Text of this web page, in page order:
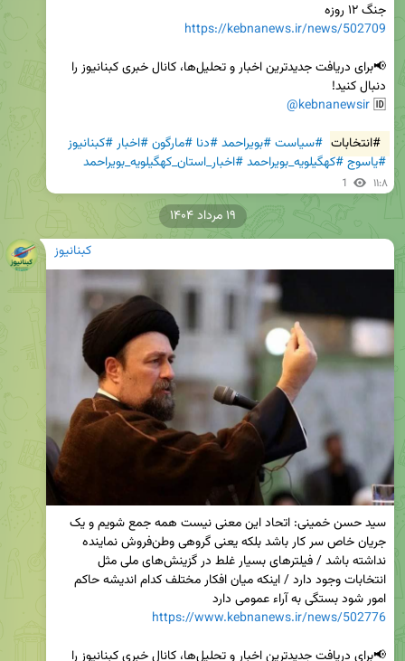
جنگ ۱۲ روزه
https://kebnanews.ir/news/502709
🆔
@kebnanewsir
#انتخابات #سیاست#بویراحمد#دنا #مارگون#اخبار#کبنانیوز
#یاسوج#کهگیلویه_بویراحمد#اخبار_استان_کهگیلویه_بویراحمد
1 ۱۱:۸
کبنانیوز
امور شود بستگی به آراء عمومی دارد
https://www.kebnanews.ir/news/502776
۱۹ مرداد ۱۴۰۴